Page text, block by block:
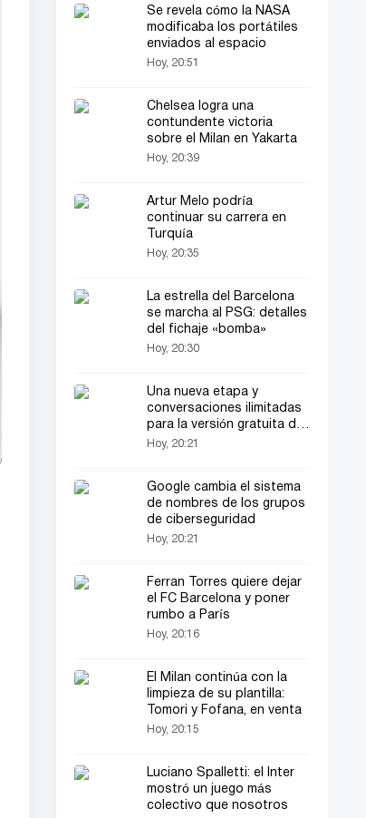
Se revela cómo la NASA
modificaba los portátiles
enviados al espacio
Hoy, 20:51
Chelsea logra una
contundente victoria
sobre el Milan en Yakarta
Hoy, 20:39
Artur Melo podría
continuar su carrera en
Turquía
Hoy, 20:35
La estrella del Barcelona
se marcha al PSG: detalles
del fichaje «bomba»
Hoy, 20:30
Una nueva etapa y
conversaciones ilimitadas
para la versión gratuita de
ChatGPT
Hoy, 20:21
Google cambia el sistema
de nombres de los grupos
de ciberseguridad
Hoy, 20:21
Ferran Torres quiere dejar
el FC Barcelona y poner
rumbo a París
Hoy, 20:16
El Milan continúa con la
limpieza de su plantilla:
Tomori y Fofana, en venta
Hoy, 20:15
Luciano Spalletti: el Inter
mostró un juego más
colectivo que nosotros